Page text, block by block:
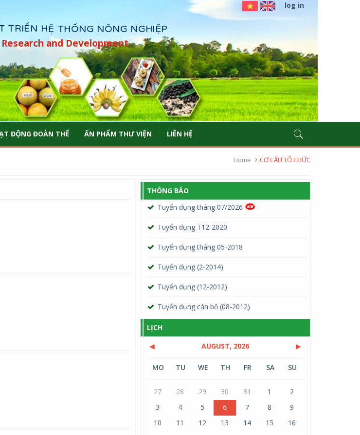
log in
and Development
ĐỘNG ĐOÀN THỂ ẤN PHẨM THƯ VIỆN LIÊN HỆ
Home CƠ CẤU TỔ CHỨC
THÔNG BÁO
Tuyển dụng tháng 07/2026
Tuyển dụng T12-2020
Tuyển dụng tháng 05-2018
Tuyển dụng (2-2014)
Tuyển dụng (12-2012)
Tuyển dụng cán bộ (08-2012)
LỊCH
◀
AUGUST, 2026 ▶
MO TU WE TH FR SA SU
27 28 29 30 31 1
2
3
4 5 6 7 8
9
10
11 12 13 14 15
16